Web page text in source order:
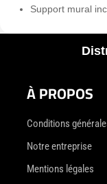
Support mural
À PROPOS
Conditions
Notre entreprise
Mentions légales